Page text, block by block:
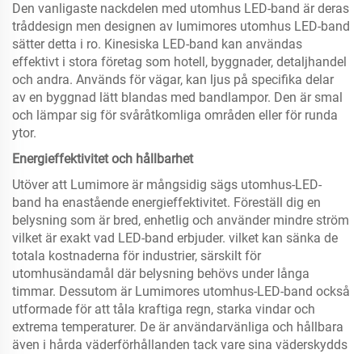
Den vanligaste nackdelen med utomhus LED-band är deras
tråddesign men designen av lumimores utomhus LED-band
sätter detta i ro. Kinesiska LED-band kan användas
effektivt i stora företag som hotell, byggnader, detaljhandel
och andra. Används för vägar, kan ljus på specifika delar
av en byggnad lätt blandas med bandlampor. Den är smal
och lämpar sig för svåråtkomliga områden eller för runda
ytor.
Energieffektivitet och hållbarhet
Utöver att Lumimore är mångsidig sägs utomhus-LED-
band ha enastående energieffektivitet. Föreställ dig en
belysning som är bred, enhetlig och använder mindre ström
vilket är exakt vad LED-band erbjuder. vilket kan sänka de
totala kostnaderna för industrier, särskilt för
utomhusändamål där belysning behövs under långa
timmar. Dessutom är Lumimores utomhus-LED-band också
utformade för att tåla kraftiga regn, starka vindar och
extrema temperaturer. De är användarvänliga och hållbara
även i hårda väderförhållanden tack vare sina väderskydds